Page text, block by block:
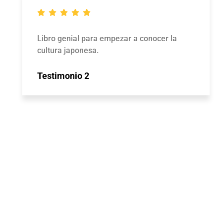
Libro genial para empezar a conocer la
cultura japonesa.
Testimonio 2